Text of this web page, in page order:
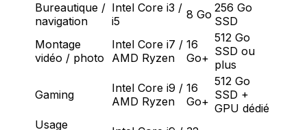
Bureautique /
navigation
Intel Core i3 /
i5
8 Go 256 Go
SSD
Montage
vidéo / photo
Intel Core i7 /
AMD Ryzen
16
Go+
512 Go
SSD ou
plus
Gaming
Intel Core i9 /
AMD Ryzen
16
Go+
512 Go
SSD +
GPU dédié
Usage